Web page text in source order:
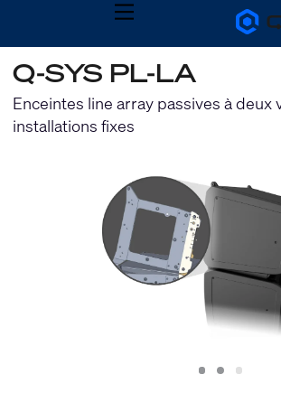
Q-
SYS
MENU
QSYS.com (English)
India (English)
Deutsch
Español
Français
Q-SYS PL-LA
Enceintes line array passives à deux
installations fixes
Slide
1 Slide
2 Slide
3